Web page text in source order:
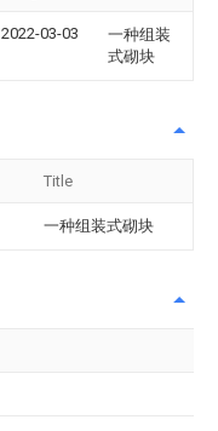
2022-03-03
一种组装
式砌块
Title
一种组装式砌块